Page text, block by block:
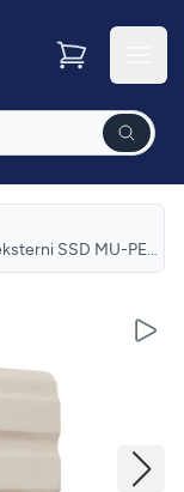
SAMSUNG Portable T7 Shield 1TB bež eksterni SSD MU-PE1T0K